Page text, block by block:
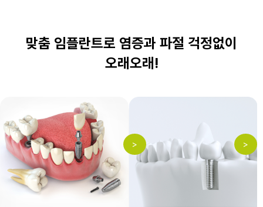
맞춤 임플란트로 염증과 파절 걱정없이
오래오래!